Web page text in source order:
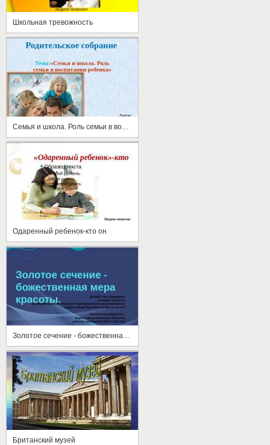
Школьная тревожность
Одаренный ребенок-кто он
Британский музей